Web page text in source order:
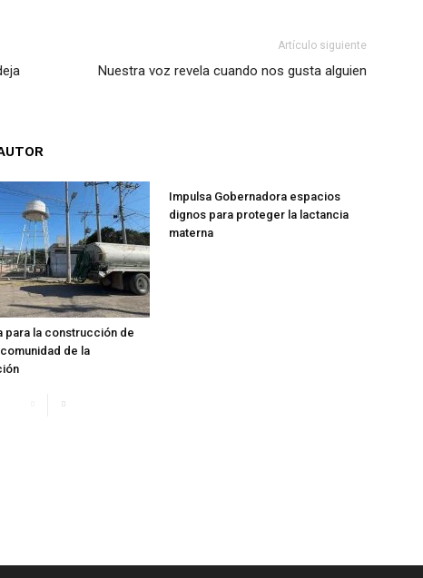
Artículo siguiente
Nuestra voz revela cuando nos gusta alguien
para la construcción de
de la
Impulsa Gobernadora espacios
dignos para proteger la lactancia
materna